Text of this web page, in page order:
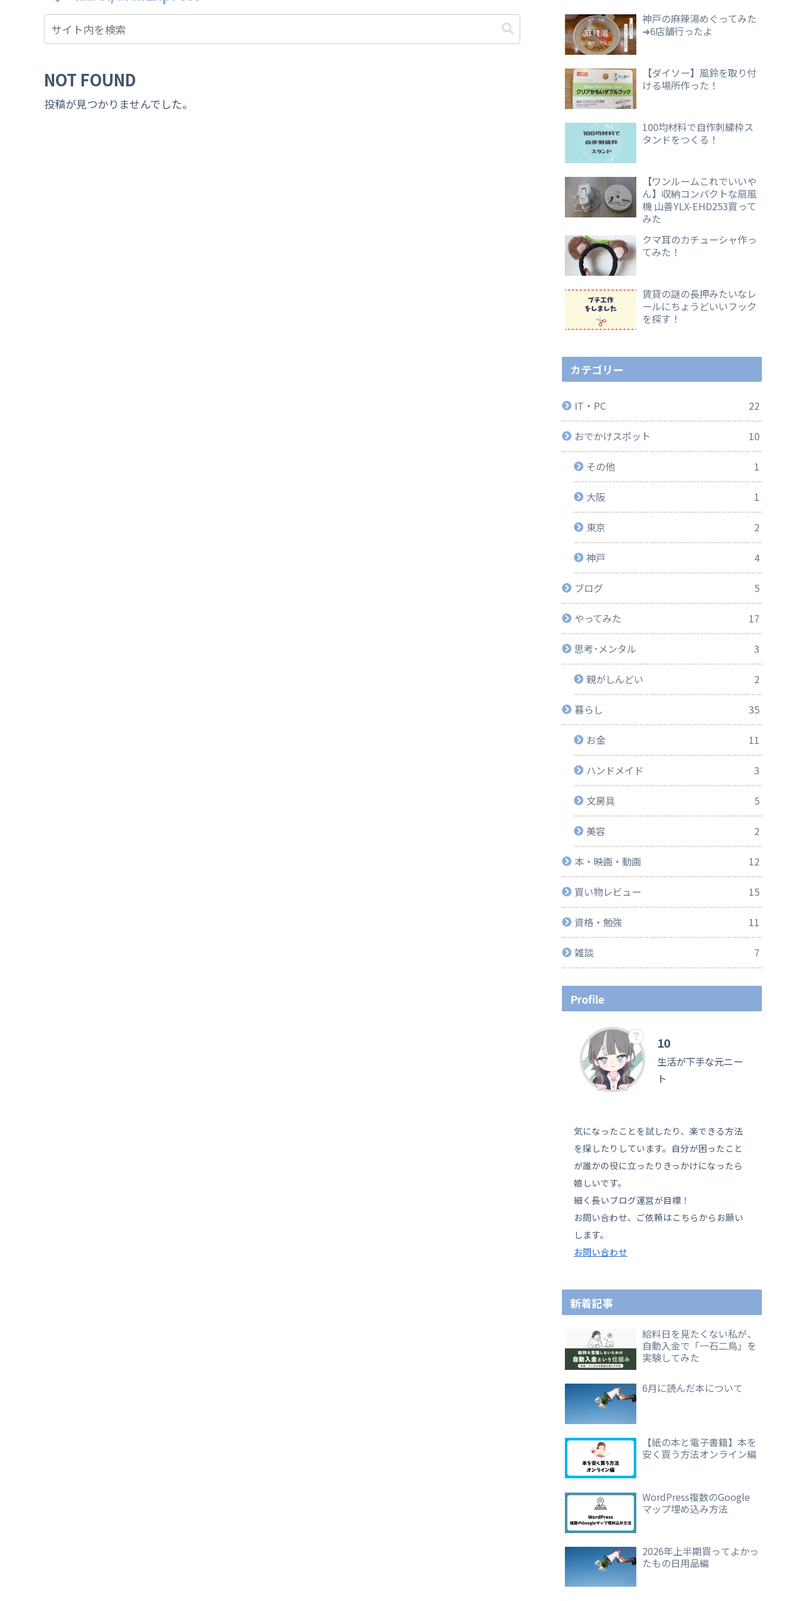
NOT FOUND
投稿が見つかりませんでした。
神戸の麻辣湯めぐってみた
➜6店舗行ったよ
【ダイソー】風鈴を取り付
ける場所作った！
100均材料で自作刺繍枠ス
タンドをつくる！
【ワンルームこれでいいや
ん】収納コンパクトな扇風
機 山善YLX-EHD253買って
みた
クマ耳のカチューシャ作っ
てみた！
賃貸の謎の長押みたいなレ
ールにちょうどいいフック
を探す！
カテゴリー
IT・PC 22
おでかけスポット 10
その他 1
大阪 1
東京 2
神戸 4
ブログ 5
やってみた 17
思考･メンタル 3
親がしんどい 2
暮らし 35
お金 11
ハンドメイド 3
文房具 5
美容 2
本・映画・動画 12
買い物レビュー 15
資格・勉強 11
雑談 7
Profile
10
生活が下手な元ニー
ト
気になったことを試したり、楽できる方法
を探したりしています。自分が困ったこと
が誰かの役に立ったりきっかけになったら
嬉しいです。
細く長いブログ運営が目標！
お問い合わせ、ご依頼はこちらからお願い
します。
お問い合わせ
新着記事
給料日を見たくない私が、
自動入金で「一石二鳥」を
実験してみた
6月に読んだ本について
【紙の本と電子書籍】本を
安く買う方法オンライン編
WordPress複数のGoogle
マップ埋め込み方法
2026年上半期買ってよかっ
たもの日用品編